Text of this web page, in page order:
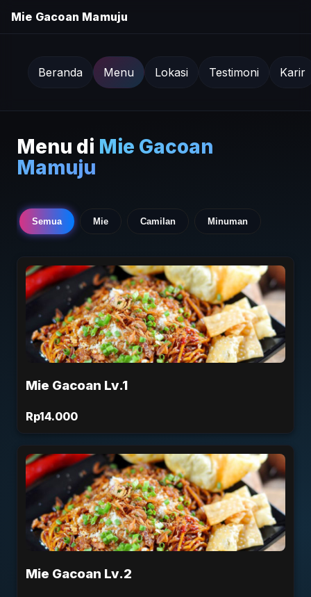
Mie Gacoan Mamuju
Beranda Menu Lokasi Testimoni Karir
Menu di Mie Gacoan
Mamuju
Semua Mie Camilan Minuman
Mie Gacoan Lv.1
Rp14.000
Mie Gacoan Lv.2